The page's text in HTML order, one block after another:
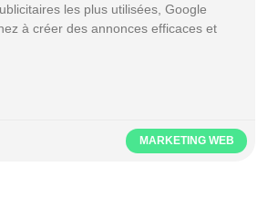
MARKETING WEB
les plus utilisées, Google
à créer des annonces efficaces et